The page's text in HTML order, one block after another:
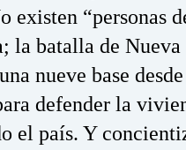
existen “personas
la batalla de Nueva
nueve base
defender la
el país. Y